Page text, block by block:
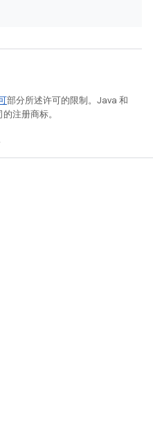
部分所述许可的限制。Java 和
注册商标。